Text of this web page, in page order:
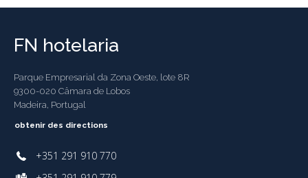
FN hotelaria
Parque Empresarial da Zona Oeste, lote 8R
9300-020 Câmara de Lobos
Madeira, Portugal
obtenir des directions
+351 291 910 770